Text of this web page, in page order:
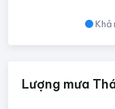
Khả
Lượng mưa